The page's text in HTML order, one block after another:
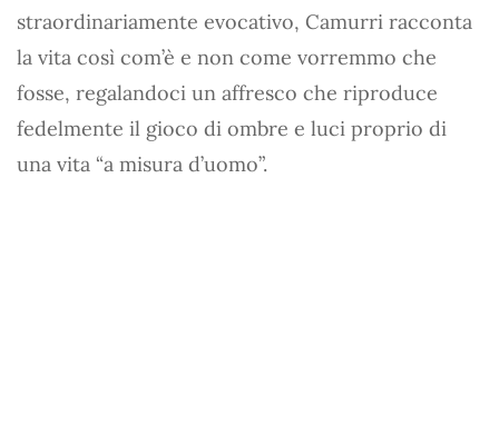
straordinariamente evocativo, Camurri racconta
la vita così com’è e non come vorremmo che
fosse, regalandoci un affresco che riproduce
fedelmente il gioco di ombre e luci proprio di
una vita “a misura d’uomo”.